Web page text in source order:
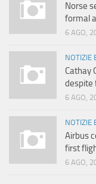
Norse
formal
6 AGO,
NOTIZIE
Cathay
despite
6 AGO,
NOTIZIE
Airbus
first
6 AGO,